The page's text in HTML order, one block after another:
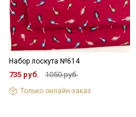
Набор лоскута №614
735 руб. 1050 руб.
Только онлайн-заказ